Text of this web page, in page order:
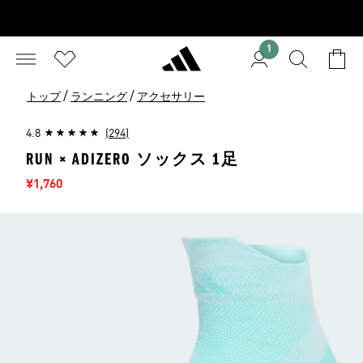
1
トップ / ランニング / アクセサリー
4.8 (294)
RUN × ADIZERO ソックス 1足
セール価格
¥1,760